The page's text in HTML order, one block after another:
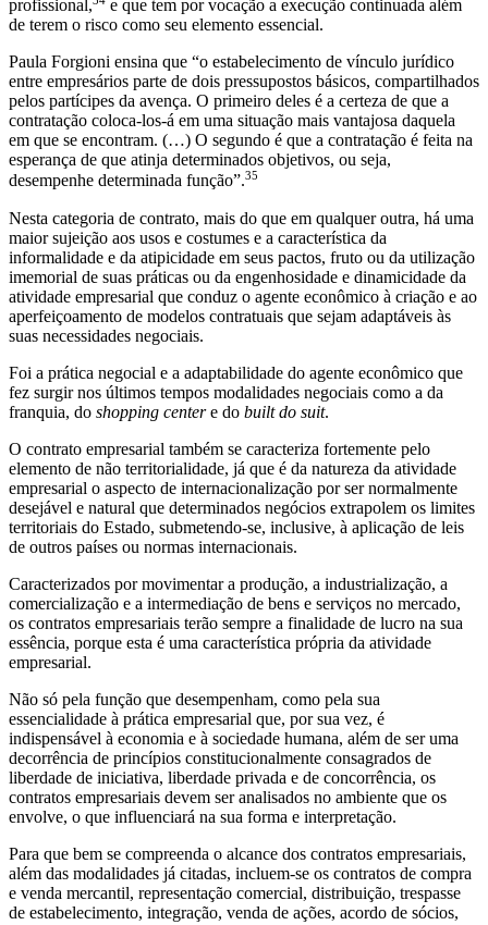
profissional,
e que tem por vocação a execução continuada além
de terem o risco como seu elemento essencial.
Paula Forgioni ensina que “o estabelecimento de vínculo jurídico
entre empresários parte de dois pressupostos básicos, compartilhados
pelos partícipes da avença. O primeiro deles é a certeza de que a
contratação coloca-los-á em uma situação mais vantajosa daquela
em que se encontram. (…) O segundo é que a contratação é feita na
esperança de que atinja determinados objetivos, ou seja,
desempenhe determinada função”.35
Nesta categoria de contrato, mais do que em qualquer outra, há uma
maior sujeição aos usos e costumes e a característica da
informalidade e da atipicidade em seus pactos, fruto ou da utilização
imemorial de suas práticas ou da engenhosidade e dinamicidade da
atividade empresarial que conduz o agente econômico à criação e ao
aperfeiçoamento de modelos contratuais que sejam adaptáveis às
suas necessidades negociais.
Foi a prática negocial e a adaptabilidade do agente econômico que
fez surgir nos últimos tempos modalidades negociais como a da
franquia, do shopping centere do built do suit.
O contrato empresarial também se caracteriza fortemente pelo
elemento de não territorialidade, já que é da natureza da atividade
empresarial o aspecto de internacionalização por ser normalmente
desejável e natural que determinados negócios extrapolem os limites
territoriais do Estado, submetendo-se, inclusive, à aplicação de leis
de outros países ou normas internacionais.
Caracterizados por movimentar a produção, a industrialização, a
comercialização e a intermediação de bens e serviços no mercado,
os contratos empresariais terão sempre a finalidade de lucro na sua
essência, porque esta é uma característica própria da atividade
empresarial.
Não só pela função que desempenham, como pela sua
essencialidade à prática empresarial que, por sua vez, é
indispensável à economia e à sociedade humana, além de ser uma
decorrência de princípios constitucionalmente consagrados de
liberdade de iniciativa, liberdade privada e de concorrência, os
contratos empresariais devem ser analisados no ambiente que os
envolve, o que influenciará na sua forma e interpretação.
Para que bem se compreenda o alcance dos contratos empresariais,
além das modalidades já citadas, incluem-se os contratos de compra
e venda mercantil, representação comercial, distribuição, trespasse
de estabelecimento, integração, venda de ações, acordo de sócios,